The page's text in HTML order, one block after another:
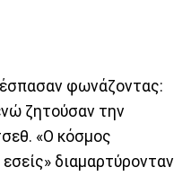
φωνάζοντας:
ζητούσαν την
«Ο κόσμος
διαμαρτύρονταν